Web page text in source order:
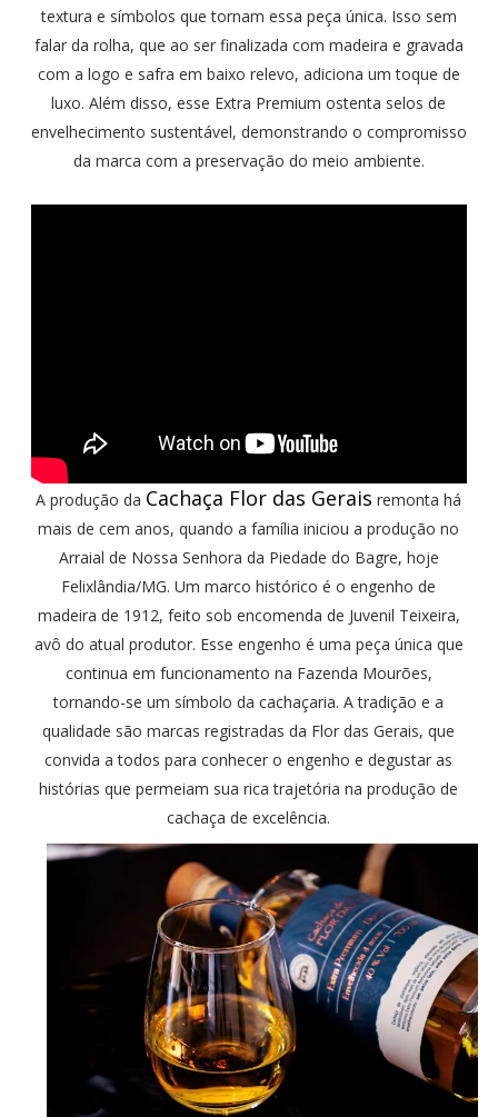
textura e símbolos que tornam essa peça única. Isso sem
falar da rolha, que ao ser finalizada com madeira e gravada
com a logo e safra em baixo relevo, adiciona um toque de
luxo. Além disso, esse Extra Premium ostenta selos de
envelhecimento sustentável, demonstrando o compromisso
da marca com a preservação do meio ambiente.
A produção da Cachaça Flor das Gerais remonta há
mais de cem anos, quando a família iniciou a produção no
Arraial de Nossa Senhora da Piedade do Bagre, hoje
Felixlândia/MG. Um marco histórico é o engenho de
madeira de 1912, feito sob encomenda de Juvenil Teixeira,
avô do atual produtor. Esse engenho é uma peça única que
continua em funcionamento na Fazenda Mourões,
tornando-se um símbolo da cachaçaria. A tradição e a
qualidade são marcas registradas da Flor das Gerais, que
convida a todos para conhecer o engenho e degustar as
histórias que permeiam sua rica trajetória na produção de
cachaça de excelência.